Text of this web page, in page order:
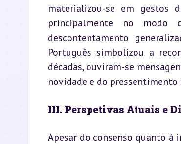
materializou-se em gestos
principalmente no modo
descontentamento
Português simbolizou a
décadas, ouviram-se
novidade e do
III. Perspetivas Atuais e
Apesar do consenso quanto